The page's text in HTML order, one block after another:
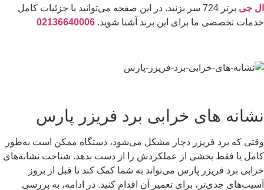
ال جی
برتر 724 سر بزنید. در این صفحه می‌توانید با جزئیات کامل
خدمات تخصصی ما برای این برند آشنا شوید. 02136640006
نشانه های خرابی برد فریزر پارس
وقتی که برد فریزر دچار مشکل می‌شود، دستگاه ممکن است به‌طور
کامل یا فقط بخشی از عملکردش را از دست بدهد. شناخت نشانه‌های
خرابی برد فریزر پارس می‌تواند به شما کمک کند تا قبل از بروز
آسیب‌های جدی‌تر، برای تعمیر آن اقدام کنید. در ادامه، به بررسی